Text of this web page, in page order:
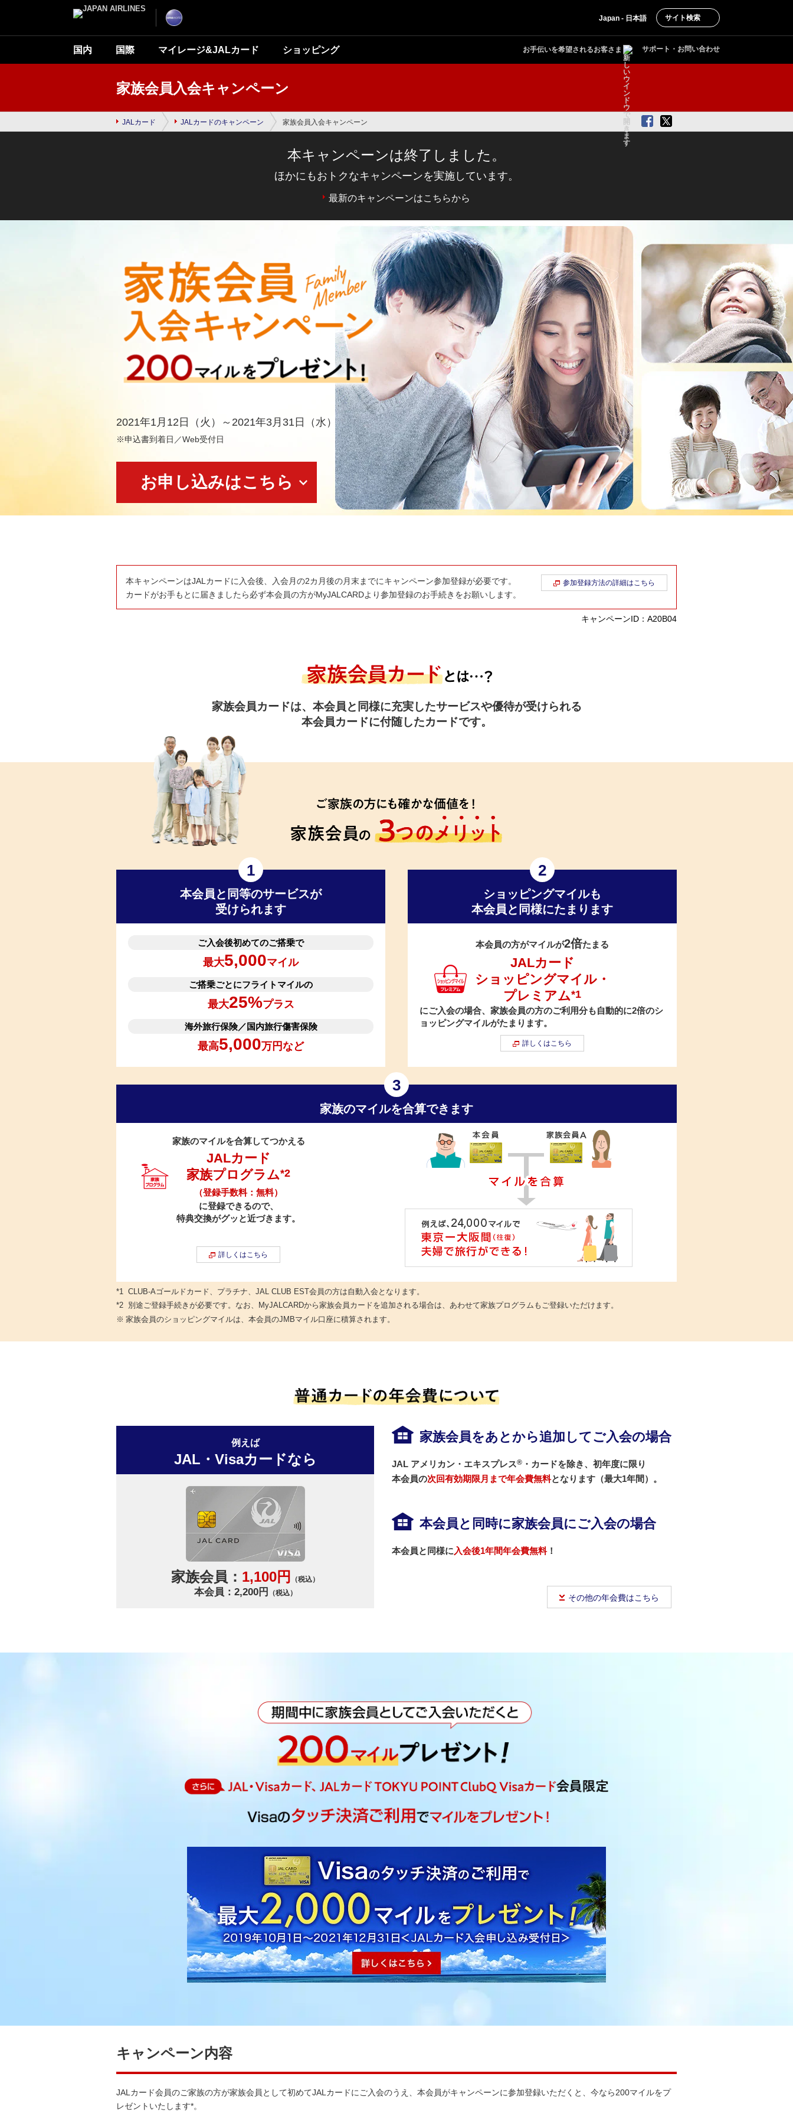
シ
ス
本
移
Japan - 日本語 サイト検索
国内 国際 マイレージ&JALカード ショッピング お手伝いを希望されるお客さま サポート・お問い合わせ
本
す
家族会員入会キャンペーン
JALカード JALカードのキャンペーン 家族会員入会キャンペーン
本キャンペーンは終了しました。
ほかにもおトクなキャンペーンを実施しています。
最新のキャンペーンはこちらから
2021年1月12日（火）～2021年3月31日（水）
※申込書到着日／Web受付日
お申し込みはこちら
本キャンペーンはJALカードに入会後、入会月の2カ月後の月末までにキャンペーン参加登録が必要です。
カードがお手もとに届きましたら必ず本会員の方がMyJALCARDより参加登録のお手続きをお願いします。
参加登録方法の詳細はこちら
キャンペーンID：A20B04
家族会員カードは、本会員と同様に充実したサービスや優待が受けられる
本会員カードに付随したカードです。
1
本会員と同等のサービスが
受けられます
ご入会後初めてのご搭乗で
最大5,000マイル
ご搭乗ごとにフライトマイルの
最大25%プラス
海外旅行保険／国内旅行傷害保険
最高5,000万円など
2
ショッピングマイルも
本会員と同様にたまります
本会員の方がマイルが2倍たまる
JALカード
ショッピングマイル・
プレミアム*1
にご入会の場合、家族会員の方のご利用分も自動的に2倍のシ
ョッピングマイルがたまります。
詳しくはこちら
3
家族のマイルを合算できます
家族のマイルを合算してつかえる
JALカード
家族プログラム*2
（登録手数料：無料）
に登録できるので、
特典交換がグッと近づきます。
詳しくはこちら
*1
CLUB-Aゴールドカード、プラチナ、JAL CLUB EST会員の方は自動入会となります。
*2 別途ご登録手続きが必要です。なお、MyJALCARDから家族会員カードを追加される場合は、あわせて家族プログラムもご登録いただけます。
※ 家族会員のショッピングマイルは、本会員のJMBマイル口座に積算されます。
例えば
JAL・Visaカードなら
家族会員： 1,100円 （税込）
本会員：2,200円 （税込）
家族会員をあとから追加してご入会の場合
JAL アメリカン・エキスプレス® ・カードを除き、初年度に限り
本会員の次回有効期限月まで年会費無料となります（最大1年間）。
本会員と同時に家族会員にご入会の場合
本会員と同様に 入会後1年間年会費無料！
その他の年会費はこちら
キャンペーン内容
JALカード会員のご家族の方が家族会員として初めてJALカードにご入会のうえ、本会員がキャンペーンに参加登録いただくと、今なら200マイルをプ
レゼントいたします*。